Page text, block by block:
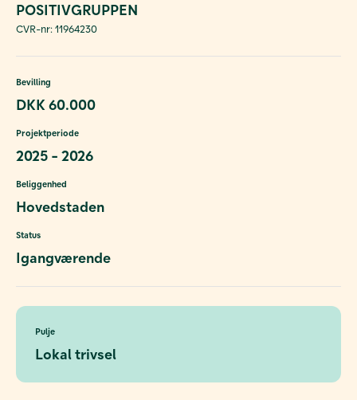
POSITIVGRUPPEN
CVR-nr: 11964230
Bevilling
DKK 60.000
Projektperiode
2025 - 2026
Beliggenhed
Hovedstaden
Status
Igangværende
Pulje
Lokal trivsel